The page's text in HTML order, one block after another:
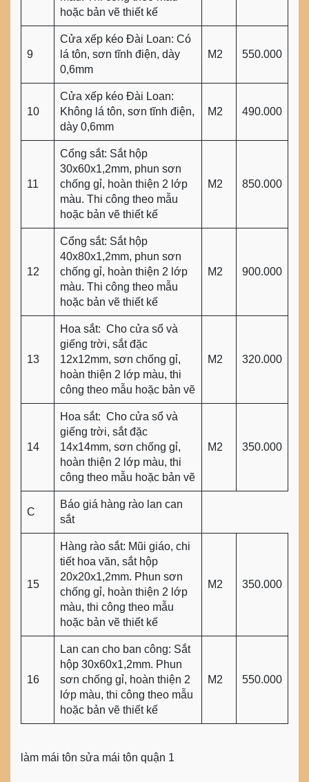
hoặc bản vẽ thiết kế
9
Cửa xếp kéo Đài Loan: Có
lá tôn, sơn tĩnh điện, dày
0,6mm
M2 550.000
10
Cửa xếp kéo Đài Loan:
Không lá tôn, sơn tĩnh điện,
dày 0,6mm
M2 490.000
11
Cổng sắt: Sắt hộp
30x60x1,2mm, phun sơn
chống gỉ, hoàn thiện 2 lớp
màu. Thi công theo mẫu
hoặc bản vẽ thiết kế
M2 850.000
12
Cổng sắt: Sắt hộp
40x80x1,2mm, phun sơn
chống gỉ, hoàn thiện 2 lớp
màu. Thi công theo mẫu
hoặc bản vẽ thiết kế
M2 900.000
13
Hoa sắt: Cho cửa sổ và
giếng trời, sắt đặc
12x12mm, sơn chống gỉ,
hoàn thiện 2 lớp màu, thi
công theo mẫu hoặc bản vẽ
M2 320.000
14
Hoa sắt: Cho cửa sổ và
giếng trời, sắt đặc
14x14mm, sơn chống gỉ,
hoàn thiện 2 lớp màu, thi
công theo mẫu hoặc bản vẽ
M2 350.000
C
Báo giá hàng rào lan can
sắt
15
Hàng rào sắt: Mũi giáo, chi
tiết hoa văn, sắt hộp
20x20x1,2mm. Phun sơn
chống gỉ, hoàn thiện 2 lớp
màu, thi công theo mẫu
hoặc bản vẽ thiết kế
M2 350.000
16
Lan can cho ban công: Sắt
hộp 30x60x1,2mm. Phun
sơn chống gỉ, hoàn thiện 2
lớp màu, thi công theo mẫu
hoặc bản vẽ thiết kế
M2 550.000
làm mái tôn sửa mái tôn quận 1